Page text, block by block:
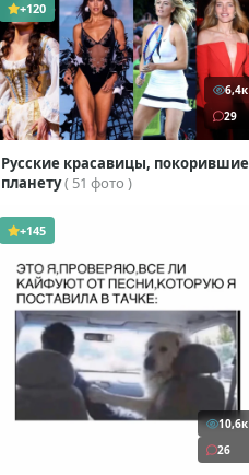
+120
6,4к
29
Русские красавицы, покорившие
планету( 51 фото )
+145
10,6к
26